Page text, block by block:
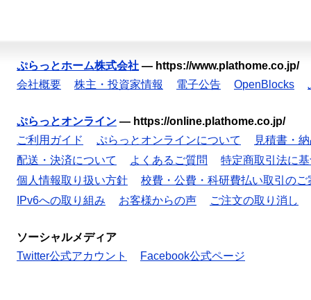
ぷらっとホーム株式会社 — https://www.plathome.co.jp/
会社概要
株主・投資家情報 電子公告 OpenBlocks
ぷらっとオンライン — https://online.plathome.co.jp/
ご利用ガイド
ぷらっとオンラインについて
見積書・
配送・決済について
よくあるご質問
特定商取引法に
個人情報取り扱い方針
校費・公費・科研費払い取引のご
IPv6への取り組み
お客様からの声 ご注文の取り消し
ソーシャルメディア
Twitter公式アカウント
Facebook公式ページ